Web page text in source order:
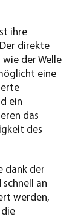
ihre
direkte
der Welle
eine
ein
das
des
dank der
an
werden,